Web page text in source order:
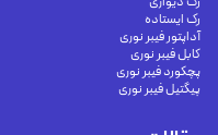
رک ایستاده
آداپتور فیبر نوری
کابل فیبر نوری
پچکورد فیبر نوری
پیگتیل فیبر نوری